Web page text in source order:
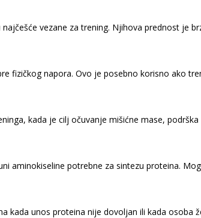
vezane za trening. Njihova prednost je
fizičkog napora. Ovo je posebno korisno ako
kada je cilj očuvanje mišićne mase,
aminokiseline potrebne za sintezu proteina.
kada unos proteina nije dovoljan ili kada osoba